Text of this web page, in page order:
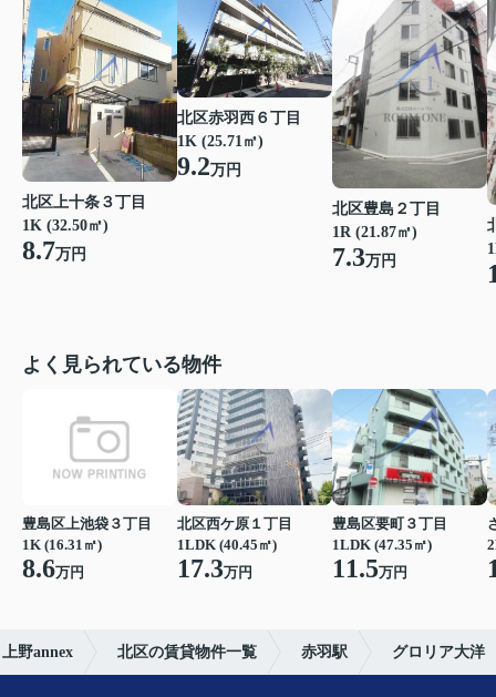
北区上十条３丁目
1K (32.50㎡)
8.7万円
北区赤羽西６丁目
1K (25.71㎡)
9.2万円
北区豊島２丁目
1R (21.87㎡)
7.3万円
よく見られている物件
豊島区上池袋３丁目
1K (16.31㎡)
8.6万円
北区西ケ原１丁目
1LDK (40.45㎡)
17.3万円
豊島区要町３丁目
1LDK (47.35㎡)
11.5万円
野annex 北区の賃貸物件一覧 赤羽駅 グロリア大洋